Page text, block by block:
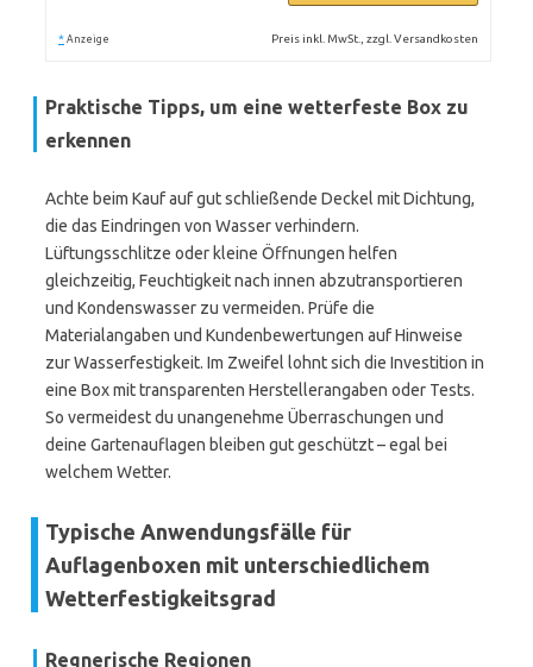
* Anzeige Preis inkl. MwSt., zzgl. Versandkosten
Praktische Tipps, um eine wetterfeste Box zu
erkennen
Achte beim Kauf auf gut schließende Deckel mit Dichtung,
die das Eindringen von Wasser verhindern.
Lüftungsschlitze oder kleine Öffnungen helfen
gleichzeitig, Feuchtigkeit nach innen abzutransportieren
und Kondenswasser zu vermeiden. Prüfe die
Materialangaben und Kundenbewertungen auf Hinweise
zur Wasserfestigkeit. Im Zweifel lohnt sich die Investition in
eine Box mit transparenten Herstellerangaben oder Tests.
So vermeidest du unangenehme Überraschungen und
deine Gartenauflagen bleiben gut geschützt – egal bei
welchem Wetter.
Typische Anwendungsfälle für
Auflagenboxen mit unterschiedlichem
Wetterfestigkeitsgrad
Regnerische Regionen